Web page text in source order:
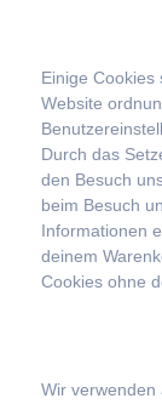
Einige Cookies
Website
Durch das
den Besuch
beim Besuch
Informationen
deinem
Cookies ohne
Wir verwenden